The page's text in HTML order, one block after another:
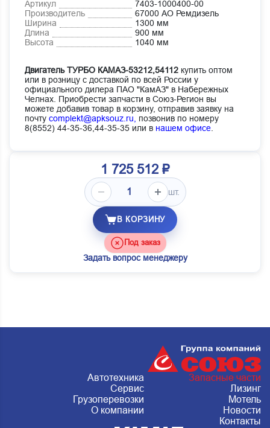
Артикул
7403-1000400-00
Производитель
67000 АО Ремдизель
Ширина
1300 мм
Длина
900 мм
Высота
1040 мм
Двигатель ТУРБО КАМАЗ-53212,54112 купить оптом
или в розницу с доставкой по всей России у
официального дилера ПАО "КамАЗ" в Набережных
Челнах. Приобрести запчасти в Союз-Регион вы
можете добавив товар в корзину, отправив заявку на
почту complekt@apksouz.ru,
позвонив по номеру
8(8552) 44-35-36,44-35-35 или в нашем офисе
1 725 512 ₽
шт.
В КОРЗИНУ
Под заказ
Задать вопрос менеджеру
Автотехника
Запасные части
Сервис
Лизинг
Грузоперевозки
Мотель
О компании
Новости
Контакты